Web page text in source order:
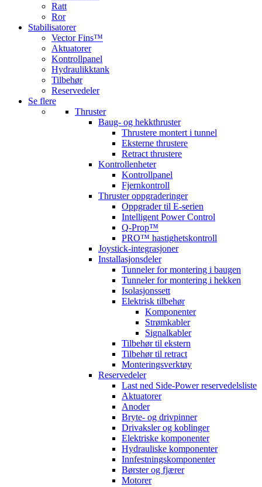
Ratt
Ror
Stabilisatorer
Vector Fins™
Aktuatorer
Kontrollpanel
Hydraulikktank
Tilbehør
Reservedeler
Se flere
Thruster
Baug- og hekkthruster
Thrustere montert i tunnel
Eksterne thrustere
Retract thrustere
Kontrollenheter
Kontrollpanel
Fjernkontroll
Thruster oppgraderinger
Oppgrader til E-serien
Intelligent Power Control
Q-Prop™
PRO™ hastighetskontroll
Joystick-integrasjoner
Installasjonsdeler
Tunneler for montering i baugen
Tunneler for montering i hekken
Isolasjonssett
Elektrisk tilbehør
Komponenter
Strømkabler
Signalkabler
Tilbehør til ekstern
Tilbehør til retract
Monteringsverktøy
Reservedeler
Last ned Side-Power reservedelsliste
Aktuatorer
Anoder
Bryte- og drivpinner
Drivaksler og koblinger
Elektriske komponenter
Hydrauliske komponenter
Innfestningskomponenter
Børster og fjærer
Motorer